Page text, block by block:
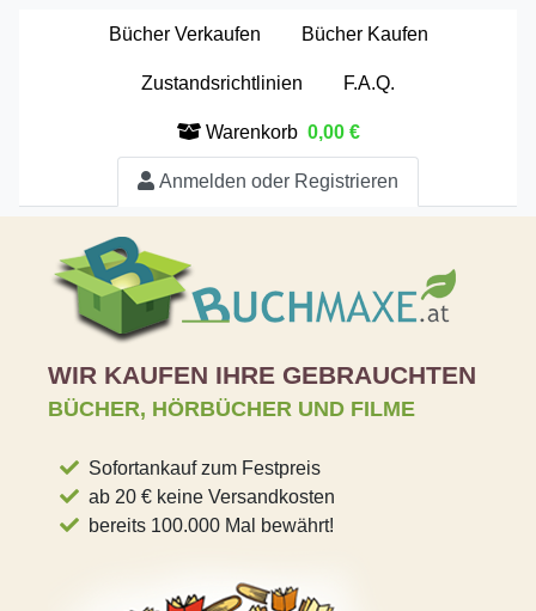
Bücher Verkaufen Bücher Kaufen
Zustandsrichtlinien F.A.Q.
Warenkorb 0,00 €
Anmelden oder Registrieren
WIR KAUFEN IHRE GEBRAUCHTEN
BÜCHER, HÖRBÜCHER UND FILME
Sofortankauf zum Festpreis
ab 20 € keine Versandkosten
bereits 100.000 Mal bewährt!